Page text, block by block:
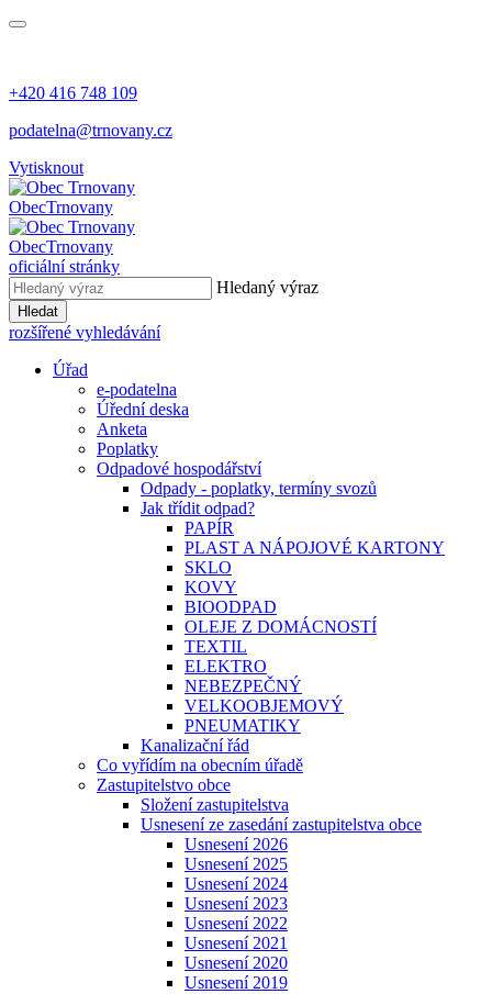
+420 416 748 109
podatelna@trnovany.cz
Vytisknout
ObecTrnovany
ObecTrnovany
oficiální stránky
Hledaný výraz
Hledat
rozšířené vyhledávání
Úřad
e-podatelna
Úřední deska
Anketa
Poplatky
Odpadové hospodářství
Odpady - poplatky, termíny svozů
Jak třídit odpad?
PAPÍR
PLAST A NÁPOJOVÉ KARTONY
SKLO
KOVY
BIOODPAD
OLEJE Z DOMÁCNOSTÍ
TEXTIL
ELEKTRO
NEBEZPEČNÝ
VELKOOBJEMOVÝ
PNEUMATIKY
Kanalizační řád
Co vyřídím na obecním úřadě
Zastupitelstvo obce
Složení zastupitelstva
Usnesení ze zasedání zastupitelstva obce
Usnesení 2026
Usnesení 2025
Usnesení 2024
Usnesení 2023
Usnesení 2022
Usnesení 2021
Usnesení 2020
Usnesení 2019